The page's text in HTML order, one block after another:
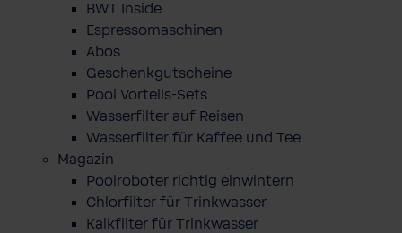
BWT Inside
Espressomaschinen
Abos
Geschenkgutscheine
Pool Vorteils-Sets
Wasserfilter auf Reisen
Wasserfilter für Kaffee und Tee
Magazin
Poolroboter richtig einwintern
Chlorfilter für Trinkwasser
Kalkfilter für Trinkwasser